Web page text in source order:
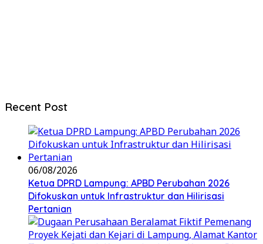
Recent Post
06/08/2026
Ketua DPRD Lampung: APBD Perubahan 2026
Difokuskan untuk Infrastruktur dan Hilirisasi
Pertanian